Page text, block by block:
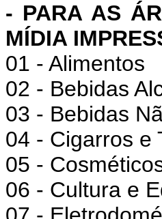
- PARA AS
MÍDIA
01 - Alimentos
02 - Bebidas
03 - Bebidas
04 - Cigarros e
05 -
06 - Cultura e